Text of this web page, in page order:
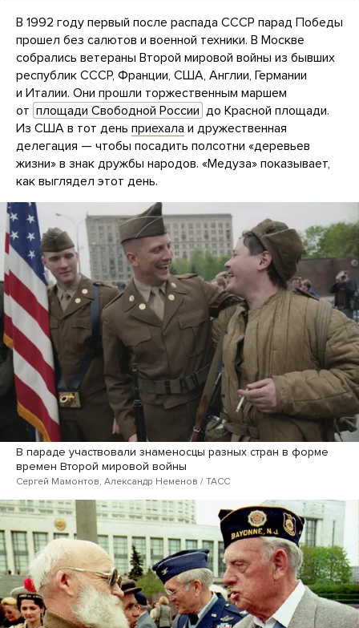
В 1992 году первый после распада СССР парад Победы
прошел без салютов и военной техники. В Москве
собрались ветераны Второй мировой войны из бывших
республик СССР, Франции, США, Англии, Германии
и Италии. Они прошли торжественным маршем
от площади Свободной России до Красной площади.
Из США в тот день приехала и дружественная
делегация — чтобы посадить полсотни «деревьев
жизни» в знак дружбы народов. «Медуза» показывает,
как выглядел этот день.
В параде участвовали знаменосцы разных стран в форме
времен Второй мировой войны
Сергей Мамонтов, Александр Неменов / ТАСС